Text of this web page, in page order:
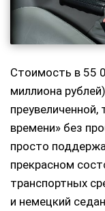
Стоимость в 55
миллиона
преувеличенной,
времени» без
просто
прекрасном
транспортных
и немецкий